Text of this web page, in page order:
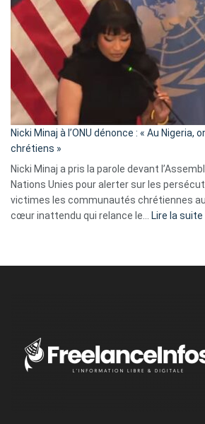
«
a
Nicki Minaj à l’ONU dénonce : « Au Nigeria,
chrétiens »
Nicki Minaj a pris la parole devant
Nations Unies pour alerter sur les
victimes les communautés chrétiennes au
cœur inattendu qui relance le… Lire la suite